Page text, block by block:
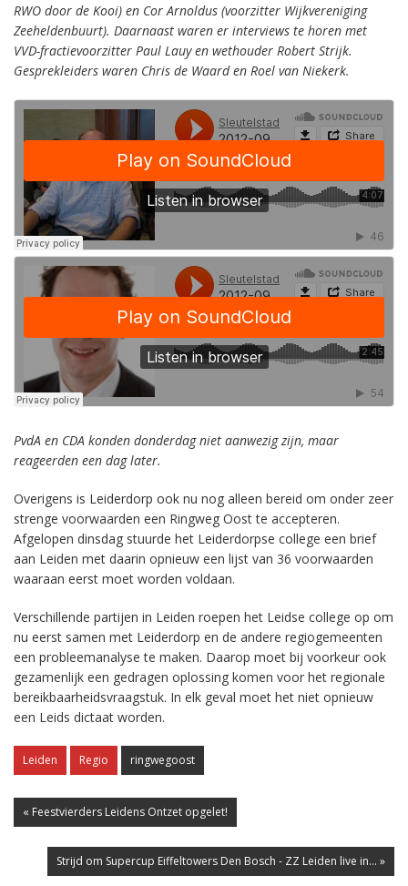
RWO door de Kooi) en Cor Arnoldus (voorzitter Wijkvereniging
Zeeheldenbuurt). Daarnaast waren er interviews te horen met
VVD-fractievoorzitter Paul Lauy en wethouder Robert Strijk.
Gesprekleiders waren Chris de Waard en Roel van Niekerk.
PvdA en CDA konden donderdag niet aanwezig zijn, maar
reageerden een dag later.
Overigens is Leiderdorp ook nu nog alleen bereid om onder zeer
strenge voorwaarden een Ringweg Oost te accepteren.
Afgelopen dinsdag stuurde het Leiderdorpse college een brief
aan Leiden met daarin opnieuw een lijst van 36 voorwaarden
waaraan eerst moet worden voldaan.
Verschillende partijen in Leiden roepen het Leidse college op om
nu eerst samen met Leiderdorp en de andere regiogemeenten
een probleemanalyse te maken. Daarop moet bij voorkeur ook
gezamenlijk een gedragen oplossing komen voor het regionale
bereikbaarheidsvraagstuk. In elk geval moet het niet opnieuw
een Leids dictaat worden.
Leiden Regio ringwegoost
« Feestvierders Leidens Ontzet opgelet!
Strijd om Supercup Eiffeltowers Den Bosch - ZZ Leiden live in... »